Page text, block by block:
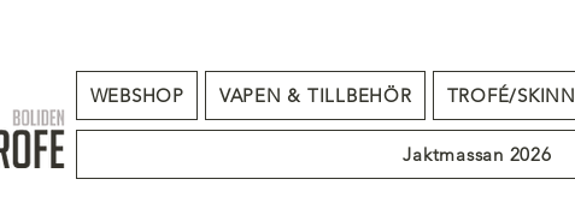
WEBSHOP VAPEN & TILLBEHÖR TROFÉ/SKINN
Jaktmassan 2026